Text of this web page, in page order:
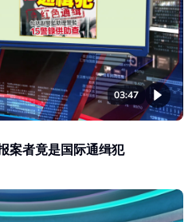
03:47
案者竟是国际通缉犯